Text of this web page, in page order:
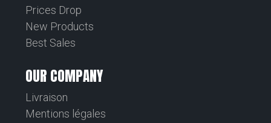
Prices Drop
New Products
Best Sales
OUR COMPANY
Livraison
Mentions légales